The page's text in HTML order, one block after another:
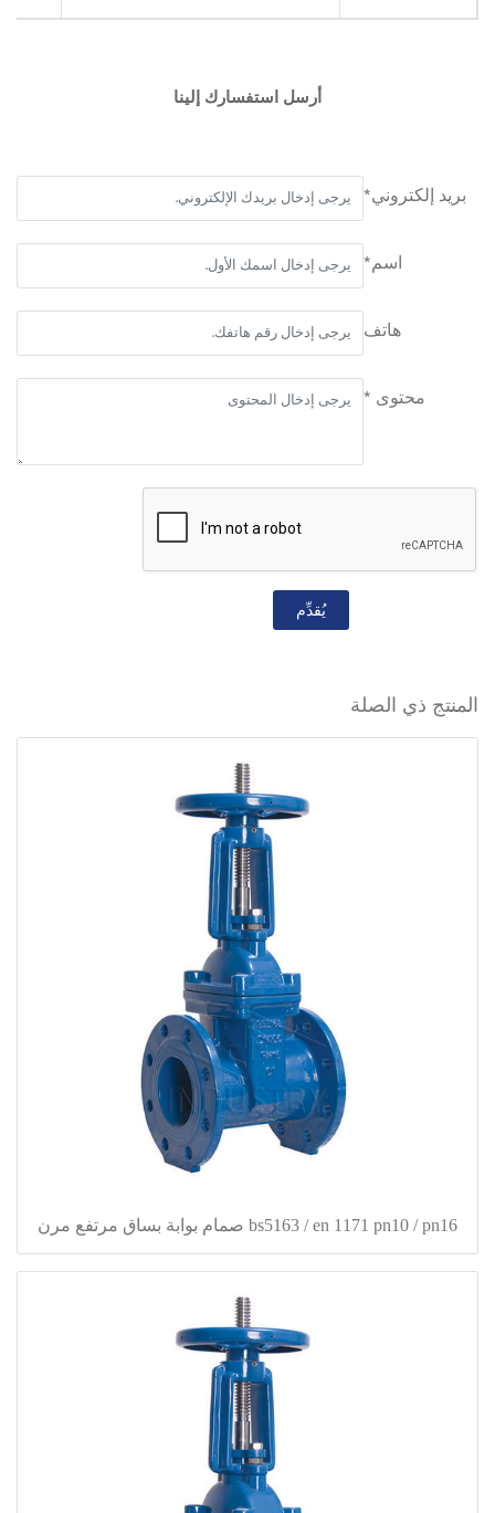
أرسل استفسارك إلينا
بريد إلكتروني*
اسم*
هاتف
محتوى *
يُقدِّم
المنتج ذي الصلة
bs5163 / en 1171 pn10 / pn16 صمام بوابة بساق مرتفع مرن